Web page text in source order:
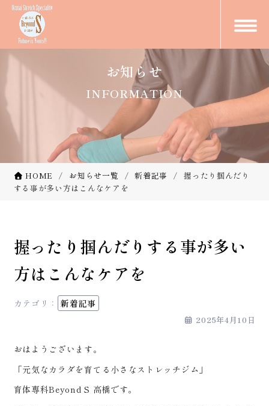
INFORMATION
お知らせ
HOME お知らせ一覧 新着記事
握ったり掴んだり
する事が多い方はこんなケアを
握ったり掴んだりする事が多い
方はこんなケアを
カテゴリ： 新着記事
2025年4月10日
おはようございます。
「元気なカラダを育てる小さなストレッチジム」
育体専科Beyond S 高橋です。